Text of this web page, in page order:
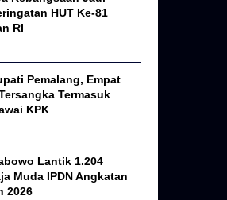
HUT Ke-81
RI
Pemalang, Empat
Termasuk
KPK
Lantik 1.204
Muda IPDN Angkatan
2026